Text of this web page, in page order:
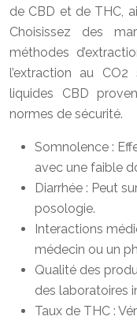
de CBD et de THC,
Choisissez des
méthodes
l’extraction au
liquides CBD
normes de sécurité.
Somnolence :
avec une faible
Diarrhée : Peut
posologie.
Interactions
médecin ou un
Qualité des
des laboratoires
Taux de THC :